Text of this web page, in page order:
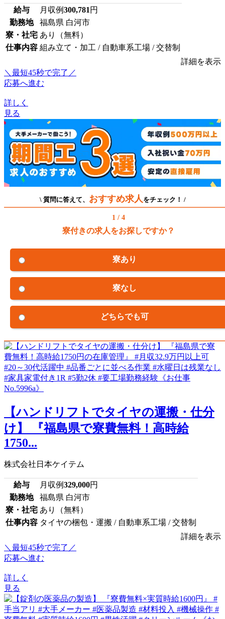
給与 月収例300,781 円
勤務地
福島県 白河市
寮・社宅 あり（無料）
仕事内容 組み立て・加工 / 自動車系工場 / 交替制
詳細を表示
＼最短45秒で完了／
応募へ進む
詳しく
見る
\ 質問に答えて、 おすすめ求人 をチェック！ /
1 / 4
寮付きの求人をお探しですか？
寮あり
寮なし
どちらでも可
【ハンドリフトでタイヤの運搬・仕分
け】 『福島県で寮費無料！高時給
1750...
株式会社日本ケイテム
給与 月収例329,000円
勤務地
福島県 白河市
寮・社宅 あり（無料）
仕事内容 タイヤの梱包・運搬 / 自動車系工場 / 交替制
詳細を表示
＼最短45秒で完了／
応募へ進む
詳しく
見る